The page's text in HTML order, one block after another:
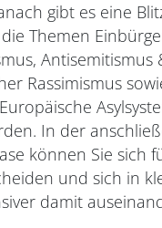
gibt es eine
Themen
Antisemitismus
Rassimismus
In der
können Sie sich
und sich in
damit